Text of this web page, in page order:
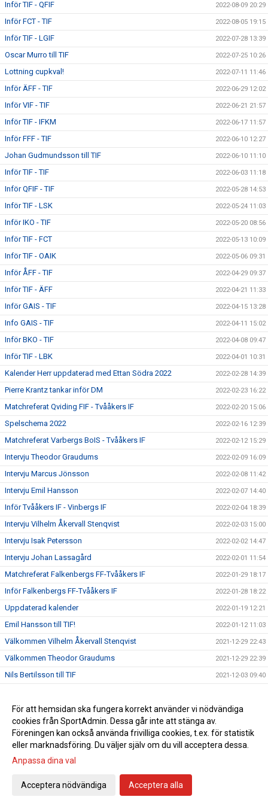
Inför TIF - QFIF 2022-08-09 20:29
Inför FCT - TIF 2022-08-05 19:15
Inför TIF - LGIF 2022-07-28 13:39
Oscar Murro till TIF 2022-07-25 10:26
Lottning cupkval! 2022-07-11 11:46
Inför ÄFF - TIF 2022-06-29 12:02
Inför VIF - TIF 2022-06-21 21:57
Inför TIF - IFKM 2022-06-17 11:57
Inför FFF - TIF 2022-06-10 12:27
Johan Gudmundsson till TIF 2022-06-10 11:10
Inför TIF - TIF 2022-06-03 11:18
Inför QFIF - TIF 2022-05-28 14:53
Inför TIF - LSK 2022-05-24 11:03
Inför IKO - TIF 2022-05-20 08:56
Inför TIF - FCT 2022-05-13 10:09
Inför TIF - OAIK 2022-05-06 09:31
Inför ÅFF - TIF 2022-04-29 09:37
Inför TIF - ÄFF 2022-04-21 11:33
Inför GAIS - TIF 2022-04-15 13:28
Info GAIS - TIF 2022-04-11 15:02
Inför BKO - TIF 2022-04-08 09:47
Inför TIF - LBK 2022-04-01 10:31
Kalender Herr uppdaterad med Ettan Södra 2022 2022-02-28 14:39
Pierre Krantz tankar inför DM 2022-02-23 16:22
Matchreferat Qviding FIF - Tvååkers IF 2022-02-20 15:06
Spelschema 2022 2022-02-16 12:39
Matchreferat Varbergs BoIS - Tvååkers IF 2022-02-12 15:29
Intervju Theodor Graudums 2022-02-09 16:09
Intervju Marcus Jönsson 2022-02-08 11:42
Intervju Emil Hansson 2022-02-07 14:40
Inför Tvååkers IF - Vinbergs IF 2022-02-04 18:39
Intervju Vilhelm Åkervall Stenqvist 2022-02-03 15:00
Intervju Isak Petersson 2022-02-02 14:47
Intervju Johan Lassagård 2022-02-01 11:54
Matchreferat Falkenbergs FF-Tvååkers IF 2022-01-29 18:17
Inför Falkenbergs FF-Tvååkers IF 2022-01-28 18:22
Uppdaterad kalender 2022-01-19 12:21
Emil Hansson till TIF! 2022-01-12 11:03
Välkommen Vilhelm Åkervall Stenqvist 2021-12-29 22:43
Välkommen Theodor Graudums 2021-12-29 22:39
Nils Bertilsson till TIF 2021-12-03 09:40
Pierre Krantz fortsätter som tränare för herrlaget 2021-07-30 16:58
Träningen drar igång 2021-07-28 10:43
Gå till Webbversion
För att hemsidan ska fungera korrekt använder vi nödvändiga
cookies från SportAdmin. Dessa går inte att stänga av.
Föreningen kan också använda frivilliga cookies, t.ex. för statistik
eller marknadsföring. Du väljer själv om du vill acceptera dessa.
Anpassa dina val
Acceptera nödvändiga Acceptera alla